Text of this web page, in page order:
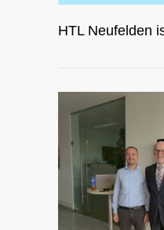
HTL Neufelden